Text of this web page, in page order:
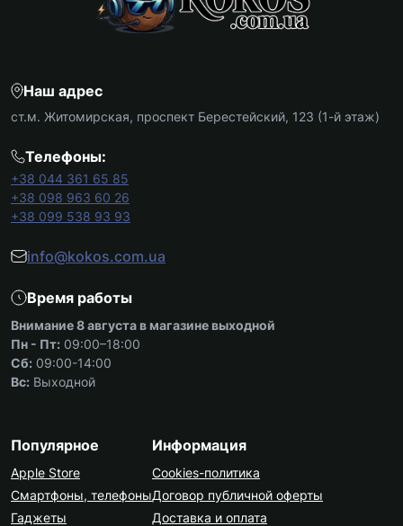
Наш адрес
ст.м. Житомирская, проспект Берестейский, 123 (1-й этаж)
Телефоны:
+38 044 361 65 85
+38 098 963 60 26
+38 099 538 93 93
info@kokos.com.ua
Время работы
Внимание 8 августа в магазине выходной
Пн - Пт: 09:00–18:00
Сб: 09:00-14:00
Вс: Выходной
Популярное
Apple Store
Смартфоны, телефоны
Гаджеты
Информация
Cookies-политика
Договор публичной оферты
Доставка и оплата